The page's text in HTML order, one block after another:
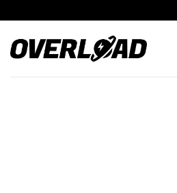
au
contenu